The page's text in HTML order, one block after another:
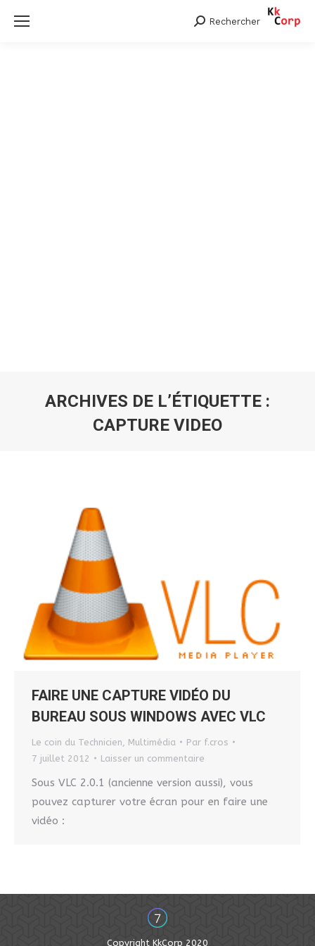
Search:
Rechercher
ARCHIVES DE L’ÉTIQUETTE :
CAPTURE VIDEO
FAIRE UNE CAPTURE VIDÉO DU
BUREAU SOUS WINDOWS AVEC VLC
Le coin du Technicien Multimédia Par f.cros
7 juillet 2012
Laisser un commentaire
Sous VLC 2.0.1 (ancienne version aussi), vous
pouvez capturer votre écran pour en faire une
vidéo :
Copyright KkCorp 2020